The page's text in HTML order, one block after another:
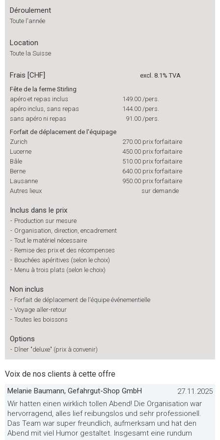
Déroulement
Toute l'année
Location
Toute la Suisse
Frais [CHF]
excl. 8.1% TVA
Fête de la ferme Stirling
apéro et repas inclus
149.00 /pers.
apéro inclus, sans repas
144.00 /pers.
sans apéro ni repas
91.00 /pers.
Forfait de déplacement de l'équipage
Zurich
270.00 prix forfaitaire
Lucerne
450.00 prix forfaitaire
Bâle
510.00 prix forfaitaire
Berne
640.00 prix forfaitaire
Lausanne
950.00 prix forfaitaire
Autres lieux
sur demande
Inclus dans le prix
- Production sur mesure
- Organisation, direction, encadrement
- Tout le matériel nécessaire
- Remise des prix et des récompenses
- Bouchées apéritives (selon le choix)
- Menu à trois plats (selon le choix)
Non inclus
- Forfait de déplacement de l'équipe événementielle
- Voyage aller-retour
- Toutes les boissons
Options
- Dîner "deluxe" (prix à convenir)
Voix de nos clients à cette offre
Melanie Baumann, Gefahrgut-Shop GmbH
27.11.2025
Wir hatten einen wirklich tollen Abend! Die Organisation war
hervorragend, alles lief reibungslos und sehr professionell.
Das Team war super freundlich, aufmerksam und hat den
Abend mit viel Humor gestaltet. Insgesamt eine rundum